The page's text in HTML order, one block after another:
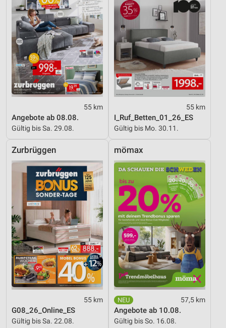
55 km
Angebote ab 08.08.
Gültig bis Sa. 29.08.
55 km
I_Ruf_Betten_01_26_ES
Gültig bis Mo. 30.11.
Zurbrüggen
55 km
G08_26_Online_ES
Gültig bis Sa. 22.08.
mömax
57,5 km
Angebote ab 10.08.
Gültig bis So. 16.08.